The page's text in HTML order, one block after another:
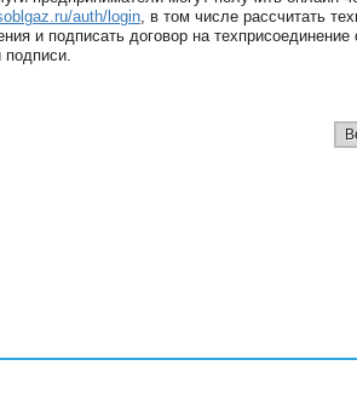
auth/login , в том числе рассчитать
и подписать договор на